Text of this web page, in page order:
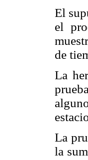
El
el
de
La
La
la